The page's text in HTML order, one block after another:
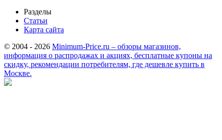
Разделы
Статьи
Карта сайта
© 2004 - 2026 Minimum-Price.ru – обзоры магазинов,
информация о распродажах и акциях, бесплатные купоны на
скидку, рекомендации потребителям, где дешевле купить в
Москве.